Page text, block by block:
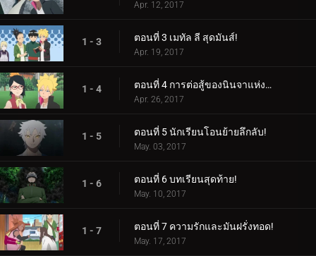
Apr. 12, 2017
1 - 3 ตอนที่ 3 เมทัล ลี สุดมันส์!
Apr. 19, 2017
1 - 4 ตอนที่ 4 การต่อสู้ของนินจาแห่งเพศ!
Apr. 26, 2017
1 - 5 ตอนที่ 5 นักเรียนโอนย้ายลึกลับ!
May. 03, 2017
1 - 6 ตอนที่ 6 บทเรียนสุดท้าย!
May. 10, 2017
1 - 7 ตอนที่ 7 ความรักและมันฝรั่งทอด!
May. 17, 2017